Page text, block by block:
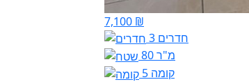
7,100 ₪
3 חדרים
80 מ"ר
קומה 5